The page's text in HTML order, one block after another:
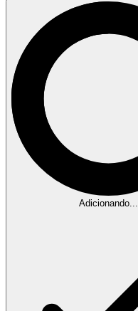
Adicionando...